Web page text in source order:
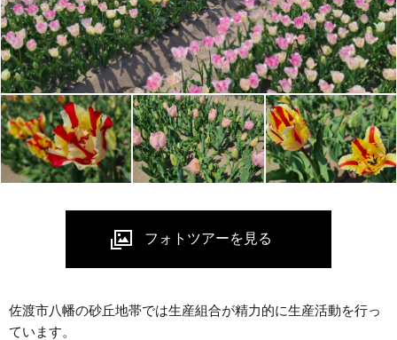
佐渡市八幡の砂丘地帯では生産組合が精力的に生産活動を行っ
ています。